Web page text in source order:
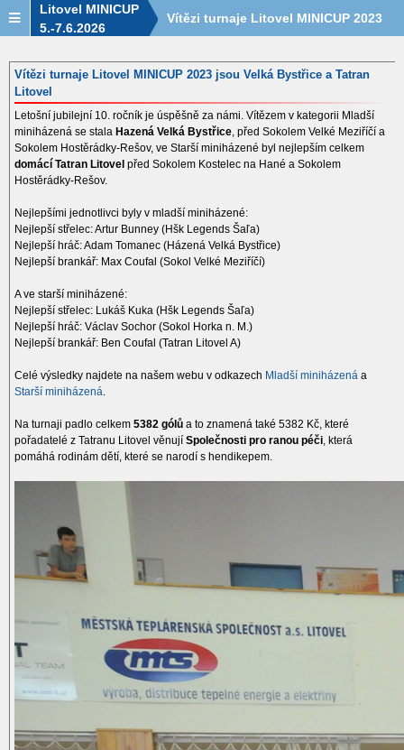
Litovel MINICUP
5.-7.6.2026
Vítězi turnaje Litovel MINICUP 2023
Vítězi turnaje Litovel MINICUP 2023 jsou Velká Bystřice a Tatran
Litovel
Letošní jubilejní 10. ročník je úspěšně za námi. Vítězem v kategorii Mladší
miniházená se stala Hazená Velká Bystřice, před Sokolem Velké Meziříčí a
Sokolem Hostěrádky-Rešov, ve Starší miniházené byl nejlepším celkem
domácí Tatran Litovel před Sokolem Kostelec na Hané a Sokolem
Hostěrádky-Rešov.
Nejlepšími jednotlivci byly v mladší miniházené:
Nejlepší střelec: Artur Bunney (Hšk Legends Šaľa)
Nejlepší hráč: Adam Tomanec (Házená Velká Bystřice)
Nejlepší brankář: Max Coufal (Sokol Velké Meziříčí)
A ve starší miniházené:
Nejlepší střelec: Lukáš Kuka (Hšk Legends Šaľa)
Nejlepší hráč: Václav Sochor (Sokol Horka n. M.)
Nejlepší brankář: Ben Coufal (Tatran Litovel A)
Celé výsledky najdete na našem webu v odkazech Mladší miniházená a
Starší miniházená.
Na turnaji padlo celkem 5382 gólů a to znamená také 5382 Kč, které
pořadatelé z Tatranu Litovel věnují Společnosti pro ranou péči, která
pomáhá rodinám dětí, které se narodí s hendikepem.